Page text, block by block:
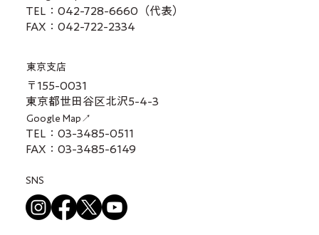
TEL：042-728-6660（代表）
FAX：042-722-2334
東京支店
〒155-0031
東京都世田谷区北沢5-4-3
Google Map↗
TEL：03-3485-0511
FAX：03-3485-6149
SNS